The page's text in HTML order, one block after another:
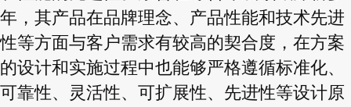
年，其产品在品牌理念、产品性能和技术先进
性等方面与客户需求有较高的契合度，在方案
的设计和实施过程中也能够严格遵循标准化、
可靠性、灵活性、可扩展性、先进性等设计原